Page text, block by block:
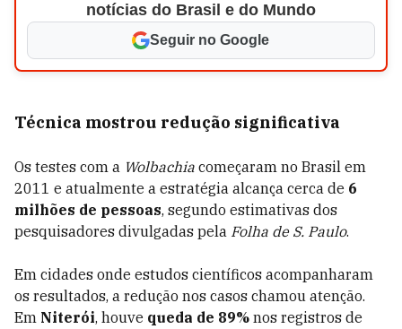
notícias do Brasil e do Mundo
Seguir no Google
Técnica mostrou redução significativa
Os testes com a Wolbachia começaram no Brasil em
2011 e atualmente a estratégia alcança cerca de 6
milhões de pessoas, segundo estimativas dos
pesquisadores divulgadas pela Folha de S. Paulo.
Em cidades onde estudos científicos acompanharam
os resultados, a redução nos casos chamou atenção.
Em Niterói, houve queda de 89% nos registros de